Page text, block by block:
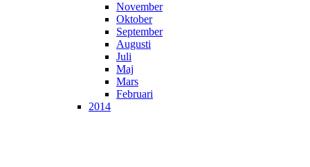
November
Oktober
September
Augusti
Juli
Maj
Mars
Februari
2014